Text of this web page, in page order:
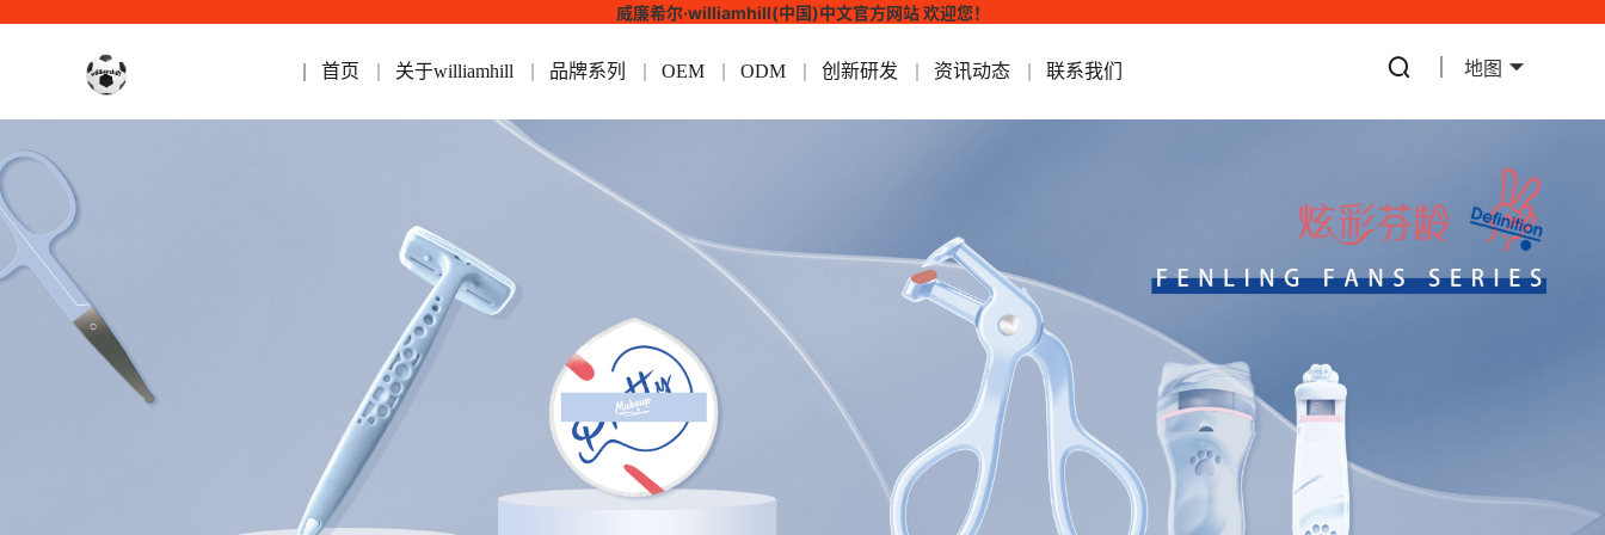
威廉希尔·williamhill(中国)中文官方网站 欢迎您！
首页 关于williamhill 品牌系列 OEM ODM 创新研发 资讯动态 联系我们 地图